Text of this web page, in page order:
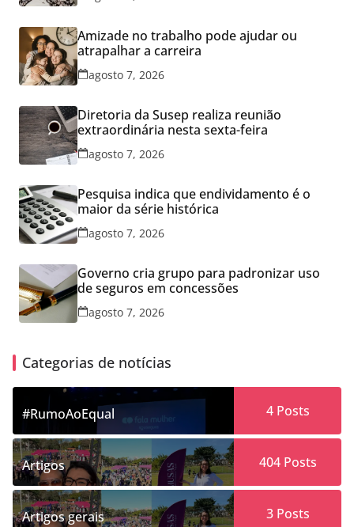
Amizade no trabalho pode ajudar ou
atrapalhar a carreira
agosto 7, 2026
Diretoria da Susep realiza reunião
extraordinária nesta sexta-feira
agosto 7, 2026
Pesquisa indica que endividamento é o
maior da série histórica
agosto 7, 2026
Governo cria grupo para padronizar uso
de seguros em concessões
agosto 7, 2026
Categorias de notícias
#RumoAoEqual 4Posts
Artigos 404Posts
Artigos gerais 3Posts